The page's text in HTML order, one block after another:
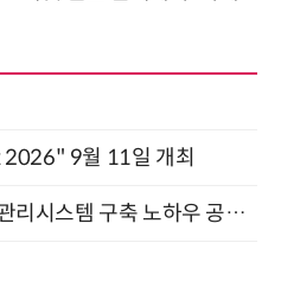
9월 11일 개최
"AI 핀옵스 시스템과 토큰 관리시스템 구축 노하우 공개" 잠실 한국광고문화회관 2층 대회의실 (8/21)